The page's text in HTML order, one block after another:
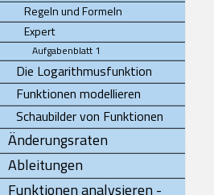
Regeln und Formeln
Expert
Aufgabenblatt 1
Die Logarithmusfunktion
Funktionen modellieren
Schaubilder von Funktionen
Änderungsraten
Ableitungen
Funktionen analysieren -